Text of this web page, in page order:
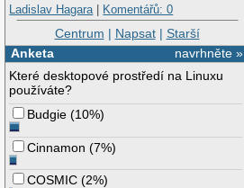
Ladislav Hagara| Komentářů: 0
Centrum | Napsat| Starší
navrhněte »
Anketa
Které desktopové prostředí na Linuxu
používáte?
Budgie (10%)
Cinnamon (7%)
COSMIC (2%)